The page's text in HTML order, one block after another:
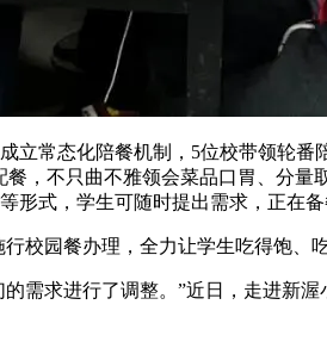
常态化陪餐机制，5位校带领轮番
，不只曲不雅领会菜品口胃、分
式，学生可随时提出需求，正在
园餐办理，全力让学生吃得饱、吃
求进行了调整。”近日，走进新渥